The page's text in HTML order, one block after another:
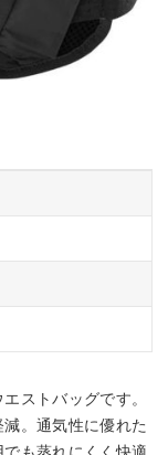
ストバッグです。
。通気性に優れた